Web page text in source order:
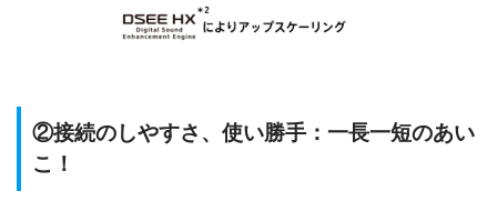
②接続のしやすさ、使い勝手：一長一短のあい
こ！